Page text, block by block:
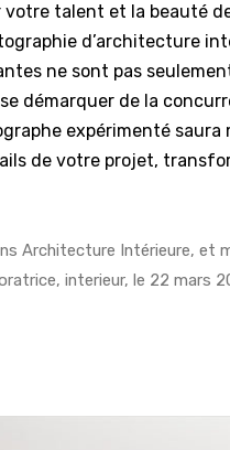
talent et la beauté
d’architecture
ne sont pas
démarquer de la
expérimenté saura
de votre projet,
Architecture Intérieure, et
,interieur, le 22 mars